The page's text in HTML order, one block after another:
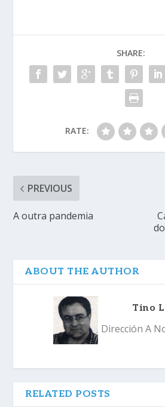
SHARE:
RATE:
PREVIOUS
A outra pandemia
ABOUT THE AUTHOR
Tino
Dirección A
RELATED POSTS